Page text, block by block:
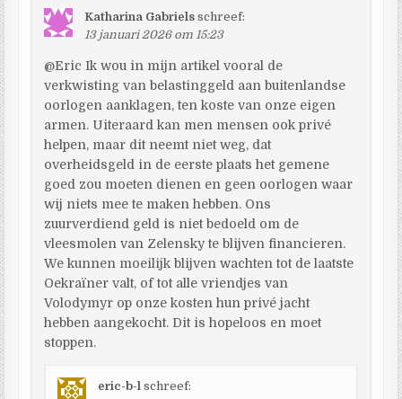
Katharina Gabriels schreef:
13 januari 2026 om 15:23
@Eric Ik wou in mijn artikel vooral de
verkwisting van belastinggeld aan buitenlandse
oorlogen aanklagen, ten koste van onze eigen
armen. Uiteraard kan men mensen ook privé
helpen, maar dit neemt niet weg, dat
overheidsgeld in de eerste plaats het gemene
goed zou moeten dienen en geen oorlogen waar
wij niets mee te maken hebben. Ons
zuurverdiend geld is niet bedoeld om de
vleesmolen van Zelensky te blijven financieren.
We kunnen moeilijk blijven wachten tot de laatste
Oekraïner valt, of tot alle vriendjes van
Volodymyr op onze kosten hun privé jacht
hebben aangekocht. Dit is hopeloos en moet
stoppen.
eric-b-l schreef: